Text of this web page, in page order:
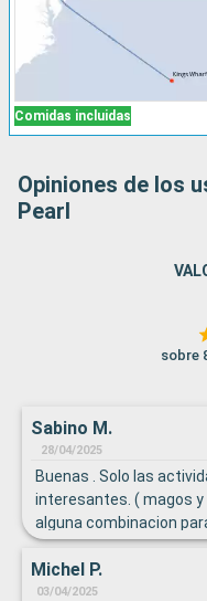
Comidas incluidas
Opiniones de los
Pearl
sobre
Sabino M.
28/04/2025
Buenas . Solo las
interesantes. ( magos
alguna combinacion
para un mago y un
El resto de los show bien
Michel P.
03/04/2025